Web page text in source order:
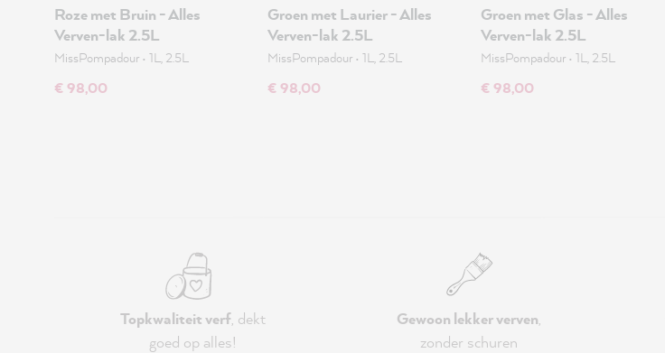
Roze met Bruin - Alles
Verven-lak 2.5L
MissPompadour • 1L, 2.5L
€ 98,00
Groen met Laurier - Alles
Verven-lak 2.5L
MissPompadour • 1L, 2.5L
€ 98,00
Groen met Glas - Alles
Verven-lak 2.5L
MissPompadour • 1L, 2.5L
€ 98,00
Topkwaliteit verf, dekt
goed op alles!
Gewoon lekker verven,
zonder schuren